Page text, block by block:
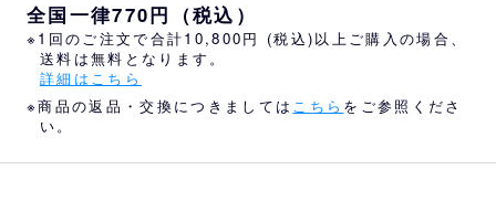
全国一律770円（税込）
※1回のご注文で合計10,800円 (税込)以上ご購入の場合、
送料は無料となります。
詳細はこちら
※商品の返品・交換につきましては こちら をご参照くださ
い。